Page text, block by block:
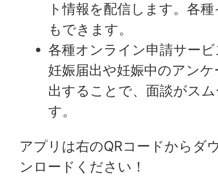
ト情報を配信します。各
もできます。
各種オンライン申請サー
妊娠届出や妊娠中のアン
出することで、面談がス
す。
アプリは右のQRコードからダ
ンロードください！